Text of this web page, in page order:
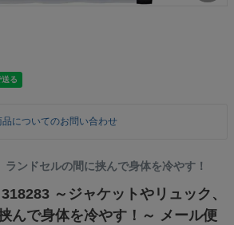
品についてのお問い合わせ
ンドセルの間に挟んで身体を冷やす！
～ジャケットやリュック、
んで身体を冷やす！～ メール便